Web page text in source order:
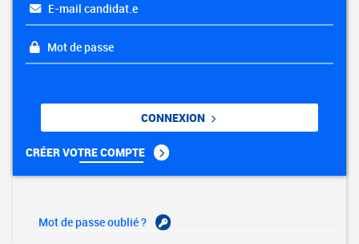
E-mail candidat.e
Mot de passe
CONNEXION
CRÉER VOTRE COMPTE
Mot de passe oublié ?